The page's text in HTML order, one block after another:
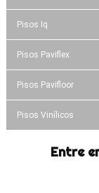
Pisos Iq
Pisos Paviflex
Pisos Pavifloor
Pisos Vinílicos
Entre